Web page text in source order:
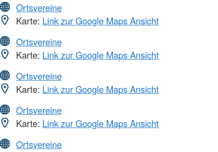
Ortsvereine
Karte: Link zur Google Maps Ansicht
Ortsvereine
Karte: Link zur Google Maps Ansicht
Ortsvereine
Karte: Link zur Google Maps Ansicht
Ortsvereine
Karte: Link zur Google Maps Ansicht
Ortsvereine